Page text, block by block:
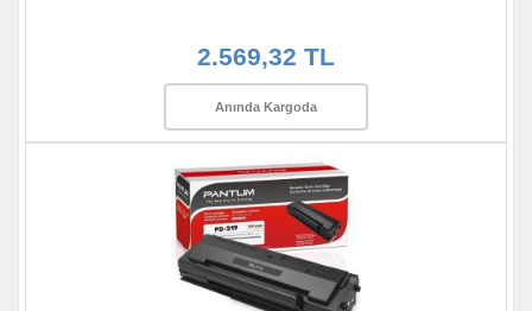
2.569,32 TL
Anında Kargoda